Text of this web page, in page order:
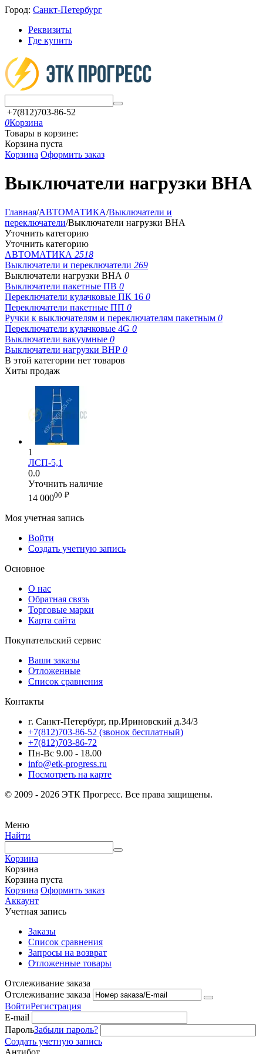
Город: Санкт-Петербург
Реквизиты
Где купить
+7(812)703-86-52
0Корзина
Товары в корзине:
Корзина пуста
Корзина Оформить заказ
Выключатели нагрузки ВНА
Главная/АВТОМАТИКА/Выключатели и
переключатели/Выключатели нагрузки ВНА
Уточнить категорию
Уточнить категорию
АВТОМАТИКА 2518
Выключатели и переключатели 269
Выключатели нагрузки ВНА 0
Выключатели пакетные ПВ 0
Переключатели кулачковые ПК 16 0
Переключатели пакетные ПП 0
Ручки к выключателям и переключателям пакетным 0
Переключатели кулачковые 4G 0
Выключатели вакуумные 0
Выключатели нагрузки ВНР 0
В этой категории нет товаров
Хиты продаж
1
ЛСП-5,1
0.0
Уточнить наличие
14 00000 ₽
Моя учетная запись
Войти
Создать учетную запись
Основное
О нас
Обратная связь
Торговые марки
Карта сайта
Покупательский сервис
Ваши заказы
Отложенные
Список сравнения
Контакты
г. Санкт-Петербург, пр.Ириновский д.34/3
+7(812)703-86-52 (звонок бесплатный)
+7(812)703-86-72
Пн-Вс 9.00 - 18.00
info@etk-progress.ru
Посмотреть на карте
© 2009 - 2026 ЭТК Прогресс. Все права защищены.
Меню
Найти
Корзина
Корзина
Корзина пуста
Корзина Оформить заказ
Аккаунт
Учетная запись
Заказы
Список сравнения
Запросы на возврат
Отложенные товары
Отслеживание заказа
Отслеживание заказа
ВойтиРегистрация
E-mail
ПарольЗабыли пароль?
Создать учетную запись